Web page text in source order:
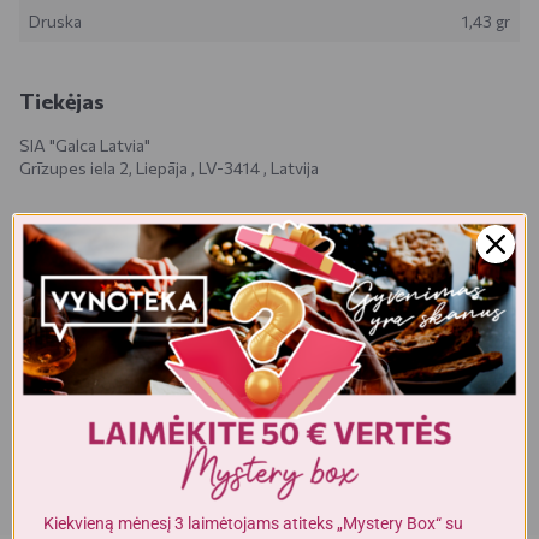
Druska 1,43 gr
Tiekėjas
SIA "Galca Latvia"
Grīzupes iela 2, Liepāja , LV-3414 , Latvija
Realios prekės išvaizda gali šiek tiek skirtis nuo esančios nuotraukoje.
Prekės, kurias gausite, gali būti kitokioje pakuotėje bei kitokios
išvaizdos ar formos. Informacija produkto aprašyme, kuri pateikiama
elektroninėje parduotuvėje, yra bendro pobūdžio, todėl nėra tapati
informacijai, nurodomai ant produkto pakuotės. Ant produkto
pakuotės nurodoma informacija yra išsamesnė ir gali šiek tiek skirtis
nuo informacijos, nurodomos elektroninėje parduotuvėje pateiktų
prekių aprašymuose. Visada rekomenduojame perskaityti ir
vadovautis informacija, esančia ant prekės pakuotės. Akcijinių prekių
kiekis yra ribotas.
Kiekvieną mėnesį 3 laimėtojams atiteks „Mystery Box“ su